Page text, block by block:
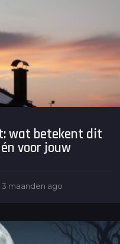
g
wat betekent dit
voor jouw
3 maanden ago
a
n